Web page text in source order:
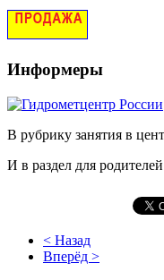
Информеры
В рубрику занятия в
И в раздел для
< Назад
Вперёд >